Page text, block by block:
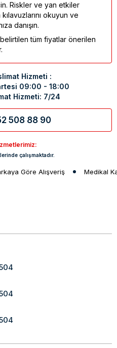
Riskler ve yan etkiler
okuyun ve
danışın.
tüm fiyatlar önerilen
Hizmeti :
09:00 - 18:00
Hizmeti: 7/24
508 88 90
çalışmaktadır.
Göre Alışveriş Medikal